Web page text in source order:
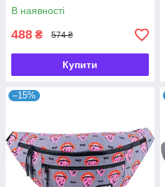
В наявності
488 ₴ 574 ₴
Купити
–15%